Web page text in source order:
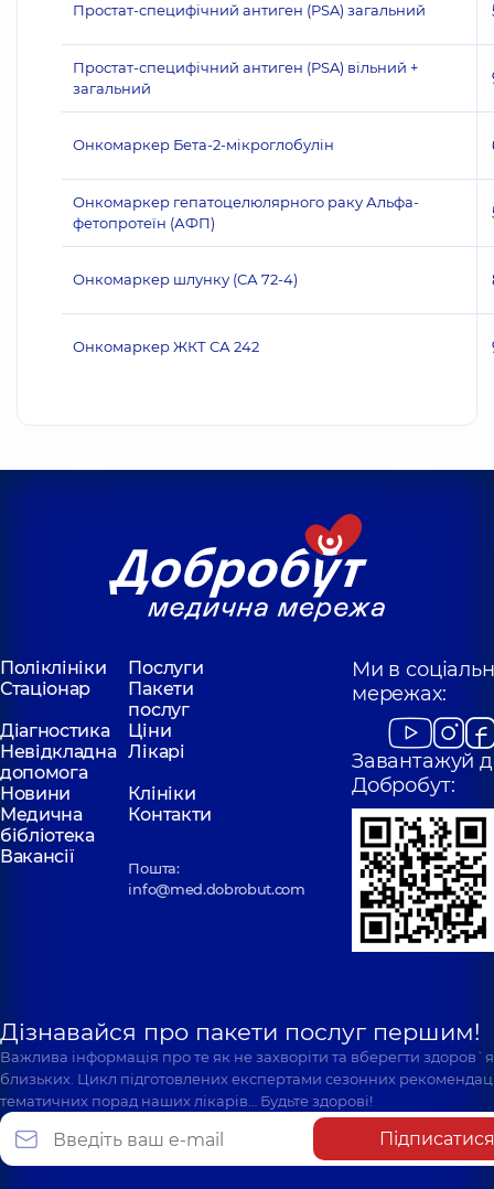
Простат-специфічний антиген (PSA) загальний
Простат-специфічний антиген (PSA) вільний +
загальний
Онкомаркер Бета-2-мікроглобулін
Онкомаркер гепатоцелюлярного раку Альфа-
фетопротеїн (АФП)
Онкомаркер шлунку (СА 72-4)
Онкомаркер ЖКТ СА 242
Поліклініки
Послуги
Стаціонар
Пакети
послуг
Діагностика
Ціни
Невідкладна
допомога
Лікарі
Новини
Клініки
Медична
бібліотека
Контакти
Вакансії
Пошта:
info@med.dobrobut.com
Ми в
мережах:
Завантажуй
Добробут:
Дізнавайся про пакети послуг першим!
Важлива інформація про те як не захворіти та вберегти
близьких. Цикл підготовлених експертами сезонних
тематичних порад наших лікарів… Будьте здорові!
Підписатися